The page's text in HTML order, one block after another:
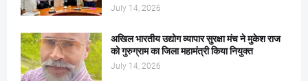
July 14, 2026
अखिल भारतीय उद्योग व्यापार सुरक्षा मंच ने मुकेश राज
को गुरुग्राम का जिला महामंत्री किया नियुक्त
July 14, 2026